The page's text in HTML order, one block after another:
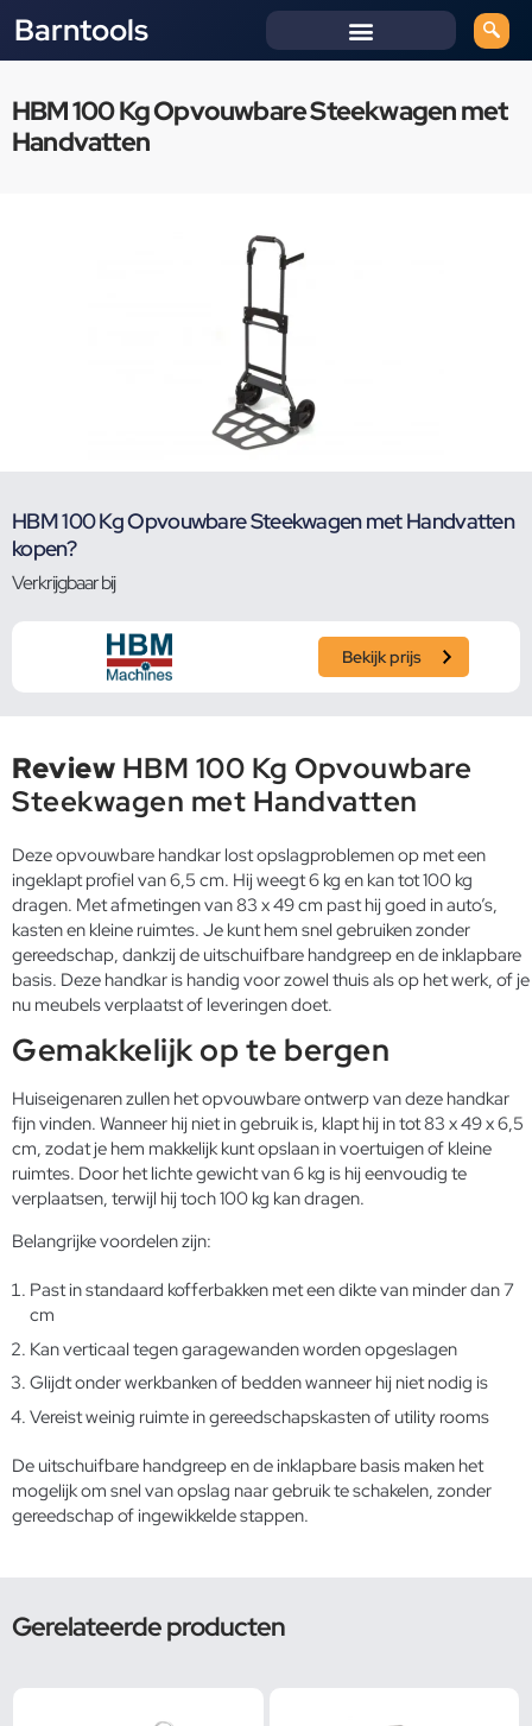
Barntools
HBM 100 Kg Opvouwbare Steekwagen met
Handvatten
HBM 100 Kg Opvouwbare Steekwagen met Handvatten
kopen?
Verkrijgbaar bij
Bekijk prijs
Review HBM 100 Kg Opvouwbare
Steekwagen met Handvatten
Deze opvouwbare handkar lost opslagproblemen op met een
ingeklapt profiel van 6,5 cm. Hij weegt 6 kg en kan tot 100 kg
dragen. Met afmetingen van 83 x 49 cm past hij goed in auto’s,
kasten en kleine ruimtes. Je kunt hem snel gebruiken zonder
gereedschap, dankzij de uitschuifbare handgreep en de inklapbare
basis. Deze handkar is handig voor zowel thuis als op het werk, of je
nu meubels verplaatst of leveringen doet.
Gemakkelijk op te bergen
Huiseigenaren zullen het opvouwbare ontwerp van deze handkar
fijn vinden. Wanneer hij niet in gebruik is, klapt hij in tot 83 x 49 x 6,5
cm, zodat je hem makkelijk kunt opslaan in voertuigen of kleine
ruimtes. Door het lichte gewicht van 6 kg is hij eenvoudig te
verplaatsen, terwijl hij toch 100 kg kan dragen.
Belangrijke voordelen zijn:
Past in standaard kofferbakken met een dikte van minder dan 7
cm
Kan verticaal tegen garagewanden worden opgeslagen
Glijdt onder werkbanken of bedden wanneer hij niet nodig is
Vereist weinig ruimte in gereedschapskasten of utility rooms
De uitschuifbare handgreep en de inklapbare basis maken het
mogelijk om snel van opslag naar gebruik te schakelen, zonder
gereedschap of ingewikkelde stappen.
Gerelateerde producten